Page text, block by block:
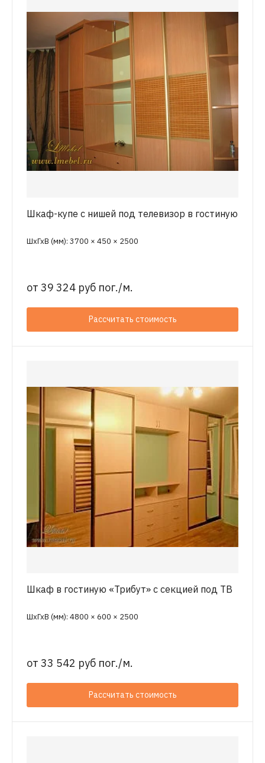
Шкаф-купе с нишей под телевизор в гостиную
ШхГхВ (мм): 3700 × 450 × 2500
от 39 324 руб пог./м.
Рассчитать стоимость
Шкаф в гостиную «Трибут» с секцией под ТВ
ШхГхВ (мм): 4800 × 600 × 2500
от 33 542 руб пог./м.
Рассчитать стоимость